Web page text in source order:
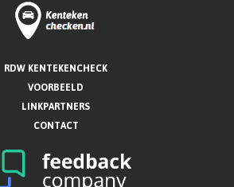
RDW KENTEKENCHECK
VOORBEELD
LINKPARTNERS
CONTACT